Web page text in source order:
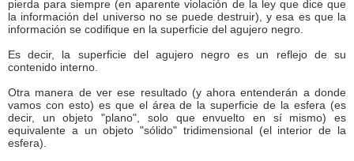
pierda para siempre (en aparente violación de la ley que dice que
la información del universo no se puede destruir), y esa es que la
información se codifique en la superficie del agujero negro.
Es decir, la superficie del agujero negro es un reflejo de su
contenido interno.
Otra manera de ver ese resultado (y ahora entenderán a donde
vamos con esto) es que el área de la superficie de la esfera (es
decir, un objeto "plano", solo que envuelto en sí mismo) es
equivalente a un objeto "sólido" tridimensional (el interior de la
esfera).